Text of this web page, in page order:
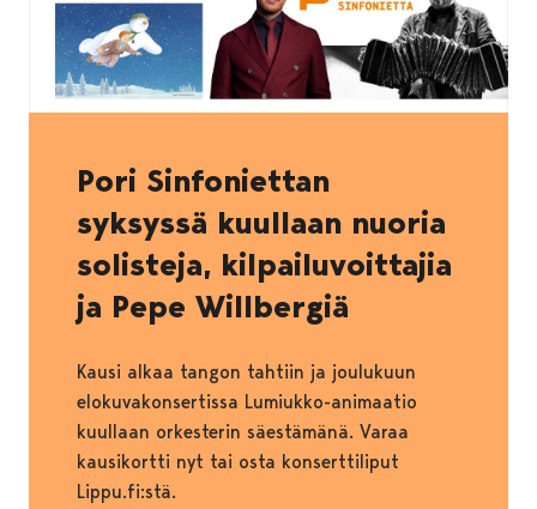
Pori Sinfoniettan
syksyssä kuullaan nuoria
solisteja, kilpailuvoittajia
ja Pepe Willbergiä
Kausi alkaa tangon tahtiin ja joulukuun
elokuvakonsertissa Lumiukko-animaatio
kuullaan orkesterin säestämänä. Varaa
kausikortti nyt tai osta konserttiliput
Lippu.fi:stä.